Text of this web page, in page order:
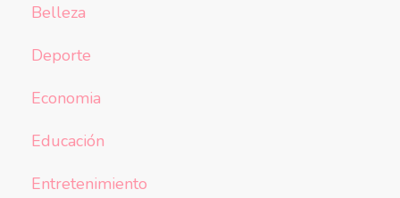
Belleza
Deporte
Economia
Educación
Entretenimiento